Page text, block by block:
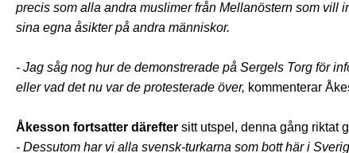
precis som alla andra muslimer från Mellanöstern som vill
sina egna åsikter på andra människor.
- Jag såg nog hur de demonstrerade på Sergels Torg för
eller vad det nu var de protesterade över, kommenterar
Åkesson fortsatter därefter sitt utspel, denna gång riktat
- Dessutom har vi alla svensk-turkarna som bott här i